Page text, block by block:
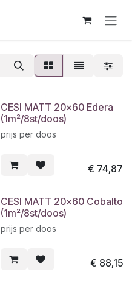
CESI MATT 20x60 Edera
(1m²/8st/doos)
prijs per doos
€ 74,87
CESI MATT 20x60 Cobalto
(1m²/8st/doos)
prijs per doos
€ 88,15